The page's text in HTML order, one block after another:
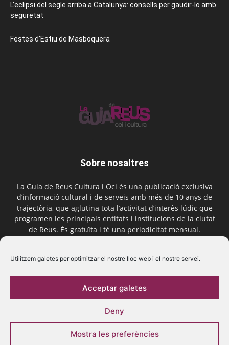
Utilitzem galetes per optimitzar el nostre lloc web i el nostre servei.
Acceptar galetes
Deny
Mostra les preferències
L’eclipsi del segle arriba a Catalunya: consells per gaudir-lo amb
seguretat
Festes d’Estiu de Masboquera
Sobre nosaltres
La Guia de Reus Cultura i Oci és una publicació exclusiva
d’informació cultural i de serveis amb més de 10 anys de
trajectòria, que aglutina tota l’activitat d’interès lúdic que
programen les principals entitats i institucions de la ciutat
de Reus. És gratuïta i té una periodicitat mensual.
Segueix-nos